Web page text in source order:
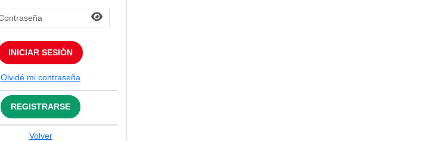
INICIAR SESIÓN
Olvidé mi contraseña
REGISTRARSE
Volver